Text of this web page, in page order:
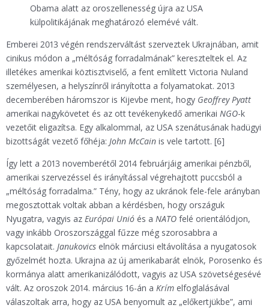
Obama alatt az oroszellenesség újra az USA
külpolitikájának meghatározó elemévé vált.
Emberei 2013 végén rendszerváltást szerveztek Ukrajnában, amit
cinikus módon a „méltóság forradalmának” kereszteltek el. Az
illetékes amerikai köztisztviselő, a fent említett Victoria Nuland
személyesen, a helyszínről irányította a folyamatokat. 2013
decemberében háromszor is Kijevbe ment, hogy Geoffrey Pyatt
amerikai nagykövetet és az ott tevékenykedő amerikai NGO-k
vezetőit eligazítsa. Egy alkalommal, az USA szenátusának hadügyi
bizottságát vezető főhéja: John McCain is vele tartott. [6]
Így lett a 2013 novemberétől 2014 februárjáig amerikai pénzből,
amerikai szervezéssel és irányítással végrehajtott puccsból a
„méltóság forradalma.” Tény, hogy az ukránok fele-fele arányban
megosztottak voltak abban a kérdésben, hogy országuk
Nyugatra, vagyis az Európai Unió és a NATO felé orientálódjon,
vagy inkább Oroszországgal fűzze még szorosabbra a
kapcsolatait. Janukovics elnök márciusi eltávolítása a nyugatosok
győzelmét hozta. Ukrajna az új amerikabarát elnök, Porosenko és
kormánya alatt amerikanizálódott, vagyis az USA szövetségesévé
vált. Az oroszok 2014. március 16-án a Krím elfoglalásával
válaszoltak arra, hogy az USA benyomult az „előkertjükbe”, ami